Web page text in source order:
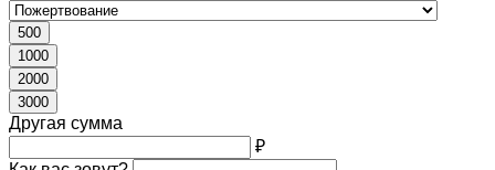
500
1000
2000
3000
Другая сумма
₽